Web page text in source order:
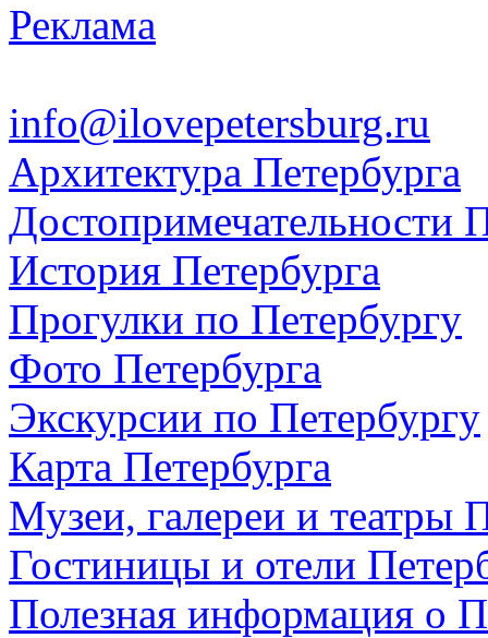
Реклама
info@ilovepetersburg.ru
Архитектура Петербурга
Достопримечательности
История Петербурга
Прогулки по Петербургу
Фото Петербурга
Экскурсии по Петербургу
Карта Петербурга
Музеи, галереи и театры
Гостиницы и отели
Полезная информация о